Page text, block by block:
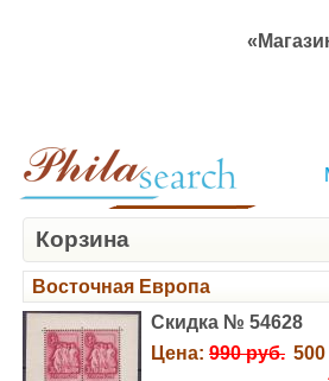
Корзина
Восточная Европа
Скидка № 54628
Цена: 990 руб.